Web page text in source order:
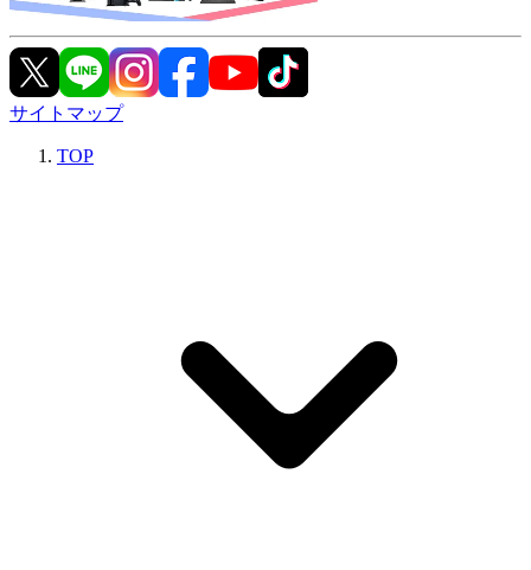
サイトマップ
TOP